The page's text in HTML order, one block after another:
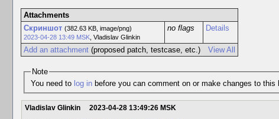
Attachments
Скриншот (382.63 KB, image/png)
2023-04-28 13:49 MSK, Vladislav Glinkin
no flags Details
View All
Add an attachment(proposed patch, testcase, etc.)
Note
You need to log in before you can comment on or make changes to this
Vladislav Glinkin 2023-04-28 13:49:26 MSK